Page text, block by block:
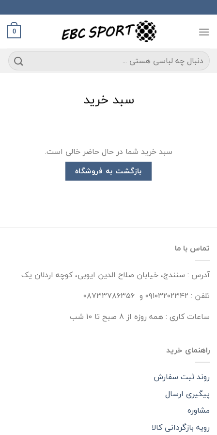
to
content
0
جستجو
برای:
سبد خرید
سبد خرید شما در حال حاضر خالی است.
بازگشت به فروشگاه
تماس با ما
آدرس : سنندج، خیابان صلاح الدین ایوبی، کوچه اردلان یک
تلفن : ۰۹۱۰۳۲۰۲۳۴۲ و ۰۸۷۳۳۷۸۶۳۵۶
ساعات کاری : همه روزه از 8 صبح تا 10 شب
راهنمای خرید
روند ثبت سفارش
پیگیری ارسال
مشاوره
رویه بازگردانی کالا